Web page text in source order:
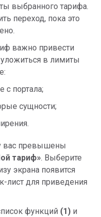
выбранного тарифа.
переход, пока это
важно привести
в лимиты
с портала;
сущности;
вас превышены
тариф». Выберите
экрана появится
лист для приведения
функций (1) и